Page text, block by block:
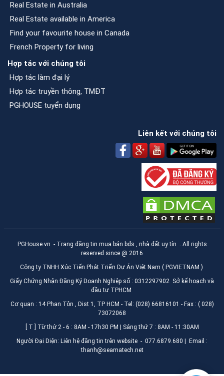
Real Estate in Australia
Real Estate available in America
Find your favourite house in Canada
French Property for living
Hợp tác với chúng tôi
Hợp tác làm đại lý
Hợp tác truyền thông, TMĐT
PGHOUSE tuyển dụng
Liên kết với chúng tôi
PGHouse.vn - Trang đăng tin mua bán bđs , nhà đất uy tín . All rights
reserved since @ 2016
Công ty TNHH Xúc Tiến Phát Triển Dự Án Việt Nam ( PGVIETNAM )
Giấy Chứng Nhận Đăng Ký Doanh Nghiệp số : 0312297902 Sở kế hoạch và
đầu tư TPHCM
Cơ quan : 14 Phan Tôn , Dist 1, TP HCM - Tel: (028) 66816101 - Fax : ( 028)
73072068
[ T ] Từ thứ 2 - 6 : 8AM - 17h30 PM | Sáng thứ 7 : 8AM - 11:30AM
Người Đại Diện: Liên hệ đăng tin trên website - 077.6879.680 | Email :
thanh@seamatech.net